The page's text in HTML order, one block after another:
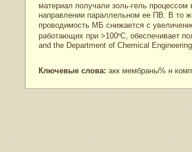
материал получали золь-гель
направлении параллельном ее ПВ. В то
проводимость МБ снижается с
работающих при >100ºC, обеспечивает
and the Department of Chemical
Ключевые слова: акк мембраны% н